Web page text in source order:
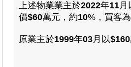
上述物業業主於2022年11月
價$60萬元，約10%，買客為
原業主於1999年03月以$160